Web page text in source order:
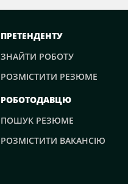
ПРЕТЕНДЕНТУ
ЗНАЙТИ РОБОТУ
РОЗМІСТИТИ РЕЗЮМЕ
РОБОТОДАВЦЮ
ПОШУК РЕЗЮМЕ
РОЗМІСТИТИ ВАКАНСІЮ